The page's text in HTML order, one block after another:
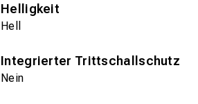
Helligkeit
Hell
Integrierter Trittschallschutz
Nein